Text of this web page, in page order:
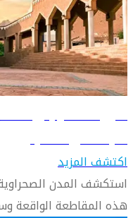
دليل السفر إلى
تعرّف على القصيم
اكتشف المزيد
استكشف المدن
هذه المقاطعة الواقعة